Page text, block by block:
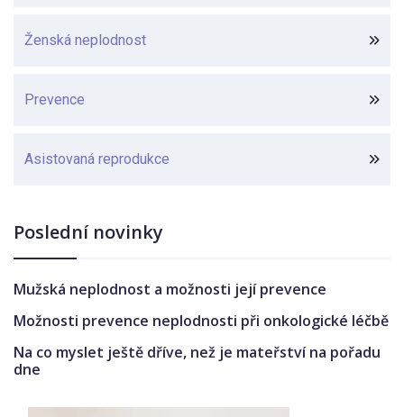
Ženská neplodnost
Prevence
Asistovaná reprodukce
Poslední novinky
Mužská neplodnost a možnosti její prevence
Možnosti prevence neplodnosti při onkologické léčbě
Na co myslet ještě dříve, než je mateřství na pořadu
dne